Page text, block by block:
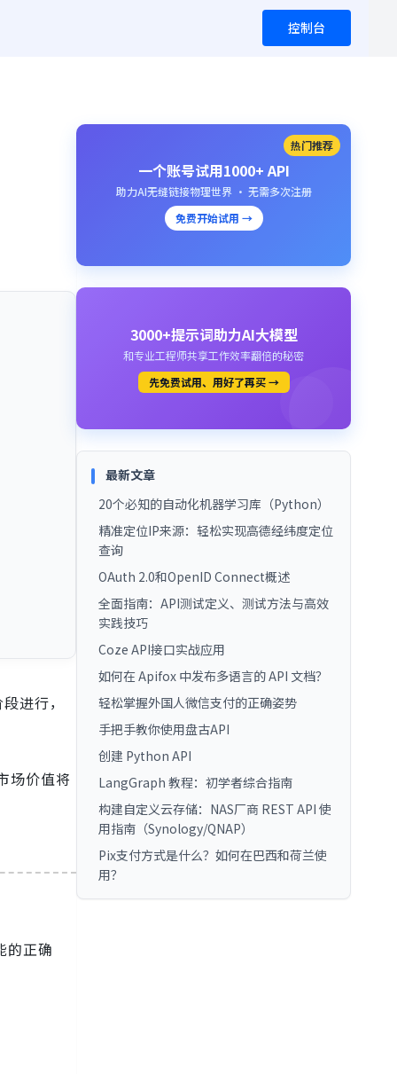
控制台
进行，
场价值将
的正确
热门推荐
一个账号试用1000+ API
助力AI无缝链接物理世界 · 无需多次注册
免费开始试用 →
3000+提示词助力AI大模型
和专业工程师共享工作效率翻倍的秘密
先免费试用、用好了再买 →
最新文章
20个必知的自动化机器学习库（Python）
精准定位IP来源：轻松实现高德经纬度定位
查询
OAuth 2.0和OpenID Connect概述
全面指南：API测试定义、测试方法与高效
实践技巧
Coze API接口实战应用
如何在 Apifox 中发布多语言的 API 文档？
轻松掌握外国人微信支付的正确姿势
手把手教你使用盘古API
创建 Python API
LangGraph 教程：初学者综合指南
构建自定义云存储：NAS厂商 REST API 使
用指南（Synology/QNAP）
Pix支付方式是什么？如何在巴西和荷兰使
用？